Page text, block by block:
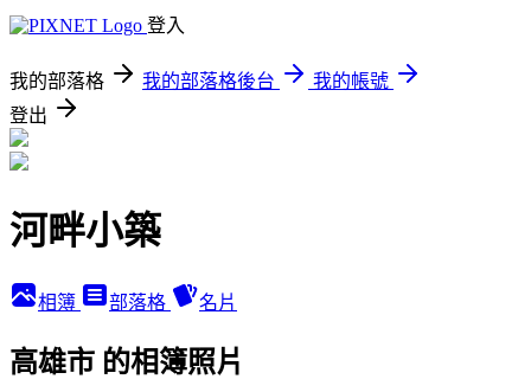
登入
我的部落格 我的部落格後台
我的帳號
登出
河畔小築
相簿 部落格 名片
高雄市 的相簿照片